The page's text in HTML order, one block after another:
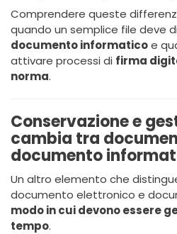
Comprendere queste
quando un semplice file deve
documento informaticoe
attivare processi di firma
norma.
Conservazione e
cambia tra
documento
Un altro elemento che
documento elettronico e
modo in cui devono essere
tempo.